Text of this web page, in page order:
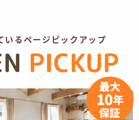
いるページピックアップ
PICKUP